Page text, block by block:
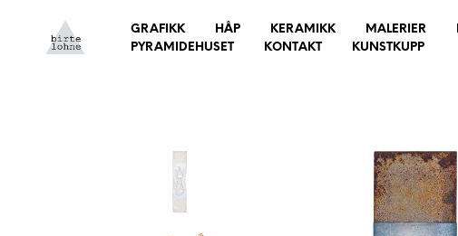
GRAFIKK HÅP KERAMIKK MALERIER
PYRAMIDEHUSET
KONTAKT KUNSTKUPP